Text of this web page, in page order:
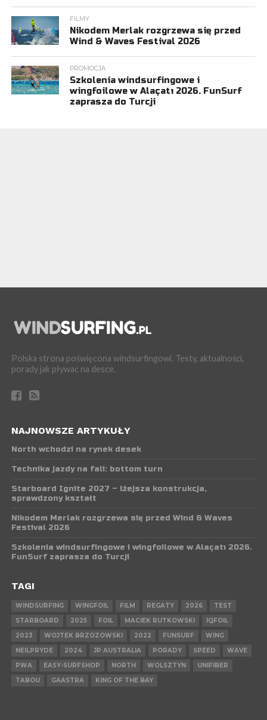
FILMY
Nikodem Merlak rozgrzewa się przed
Wind & Waves Festival 2026
PROMOCJA
Szkolenia windsurfingowe i
wingfoilowe w Alaçatı 2026. FunSurf
zaprasza do Turcji
Polska strona poświęcona windsurfingowi. Testy, aktualności,
porady jak pływać na desce.
NAJNOWSZE ARTYKUŁY
North wchodzi na rynek desek
Technika jazdy na fali: bottom turn
Starboard Ignite 2027 – lżejsza konstrukcja,
sprawdzony kształt
Nikodem Merlak rozgrzewa się przed Wind & Waves
Festival 2026
Szkolenia windsurfingowe i wingfoilowe w Alaçatı 2026.
FunSurf zaprasza do Turcji
TAGI
WINDSURFING WINGFOIL FILM REGATY 2026
TEST
STARBOARD
2025 FOIL MACIEK RUTKOWSKI
IQFOIL
2023
WOJTEK BRZOZOWSKI 2022 FUNSURF
WING
NEILPRYDE
2024 JP AUSTRALIA PORADY SPEED
WAVE
PWA
EASY-SURFSHOP NORTH WOLSZTYN
UNIFIBER
TABOU
GAASTRA KING OF THE BAY